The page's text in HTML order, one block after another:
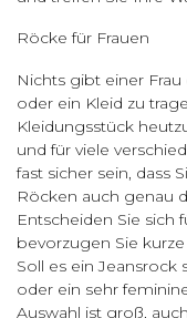
Röcke für Frauen
Nichts gibt einer
oder ein Kleid zu
Kleidungsstück
und für viele
fast sicher sein, dass
Röcken auch genau
Entscheiden Sie sich
bevorzugen Sie
Soll es ein Jeansrock
oder ein sehr
Auswahl ist groß,